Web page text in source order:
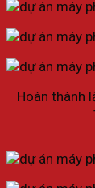
Hoàn thành